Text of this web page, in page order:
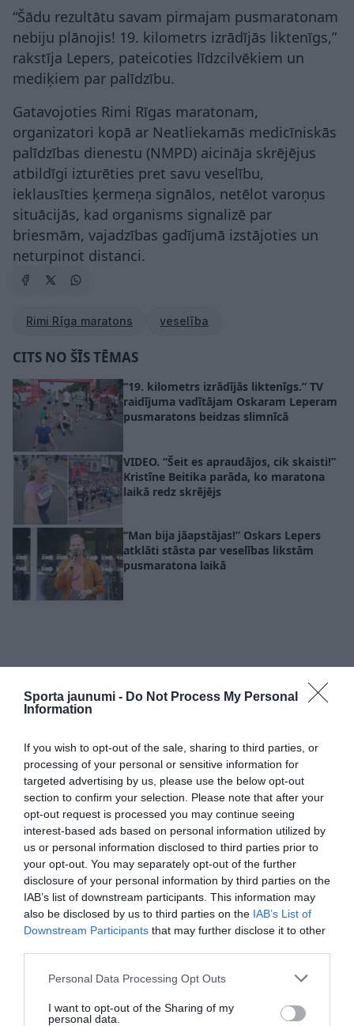
Sporta jaunumi - Do Not Process My Personal
Information
If you wish to opt-out of the sale, sharing to third parties, or
processing of your personal or sensitive information for
targeted advertising by us, please use the below opt-out
section to confirm your selection. Please note that after your
opt-out request is processed you may continue seeing
interest-based ads based on personal information utilized by
us or personal information disclosed to third parties prior to
your opt-out. You may separately opt-out of the further
disclosure of your personal information by third parties on the
IAB’s list of downstream participants. This information may
also be disclosed by us to third parties on the IAB’s List of
Downstream Participants that may further disclose it to other
Please note that this website/app uses one or more Google
not limited to your visit or usage behaviour. You may click to
Personal Data Processing Opt Outs
I want to opt-out of the Sharing of my
personal data.
“Šādu rezultātu savam pirmajam pusmaratonam
nebiju plānojis! 19. kilometrs izrādījās liktenīgs,”
rakstīja Lepers, pateicoties līdzcilvēkiem un
mediķiem par palīdzību.
Gatavojoties Rimi Rīgas maratonam,
organizatori kopā ar Neatliekamās medicīniskās
palīdzības dienestu (NMPD) aicināja skrējējus
atbildīgi izturēties pret savu veselību,
ieklausīties ķermeņa signālos, netēlot varoņus
situācijās, kad organisms signalizē par
briesmām, vajadzības gadījumā izstājoties un
neturpinot distanci.
Rimi Rīga maratons veselība
CITS NO ŠĪS TĒMAS
“19. kilometrs izrādījās liktenīgs.” TV
raidījuma vadītājam Oskaram Leperam
pusmaratons beidzas slimnīcā
VIDEO. “Šeit es apraudājos, cik skaisti!”
Kristīne Beitika parāda, ko maratona
laikā redz skrējējs
“Man bija jāapstājas!” Oskars Lepers
atklāti stāsta par veselības likstām
pusmaratona laikā